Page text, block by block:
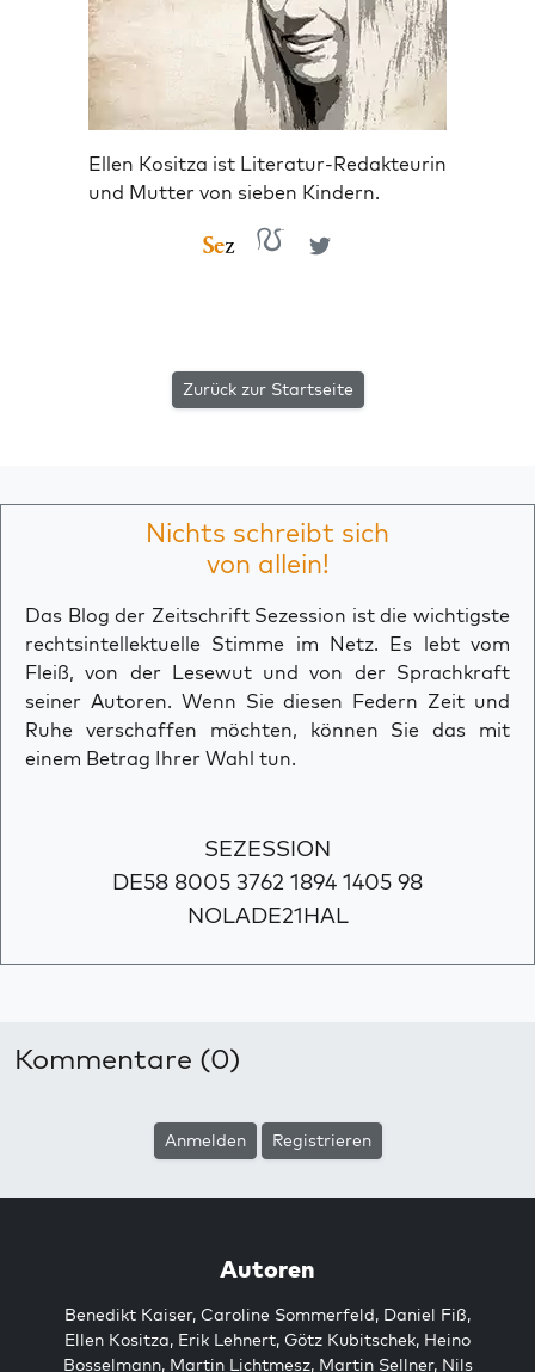
Ellen Kositza ist Literatur-Redakteurin
und Mutter von sieben Kindern.
Zurück zur Startseite
Nichts schreibt sich
von allein!
Das Blog der Zeitschrift Sezession ist die wichtigste
rechtsintellektuelle Stimme im Netz. Es lebt vom
Fleiß, von der Lesewut und von der Sprachkraft
seiner Autoren. Wenn Sie diesen Federn Zeit und
Ruhe verschaffen möchten, können Sie das mit
einem Betrag Ihrer Wahl tun.
SEZESSION
DE58 8005 3762 1894 1405 98
NOLADE21HAL
Kommentare (0)
Anmelden Registrieren
Autoren
Benedikt Kaiser, Caroline Sommerfeld, Daniel Fiß,
Ellen Kositza, Erik Lehnert, Götz Kubitschek, Heino
Bosselmann, Martin Lichtmesz, Martin Sellner, Nils